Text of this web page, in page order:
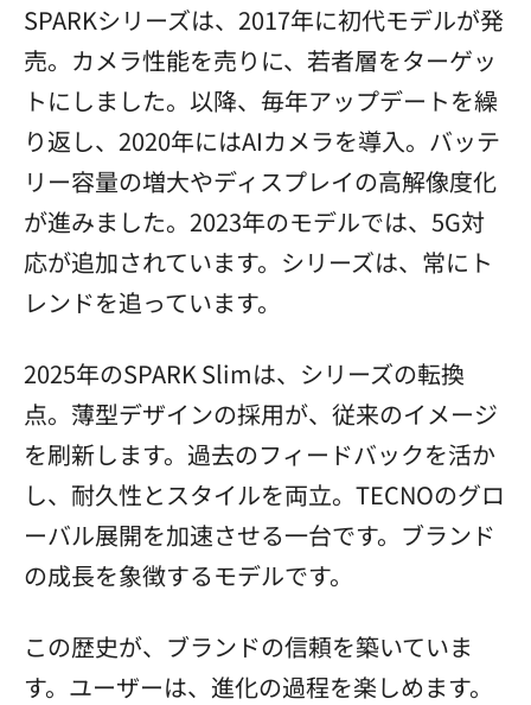
SPARKシリーズは、2017年に初代モデルが発
売。カメラ性能を売りに、若者層をターゲッ
トにしました。以降、毎年アップデートを繰
り返し、2020年にはAIカメラを導入。バッテ
リー容量の増大やディスプレイの高解像度化
が進みました。2023年のモデルでは、5G対
応が追加されています。シリーズは、常にト
レンドを追っています。
2025年のSPARK Slimは、シリーズの転換
点。薄型デザインの採用が、従来のイメージ
を刷新します。過去のフィードバックを活か
し、耐久性とスタイルを両立。TECNOのグロ
ーバル展開を加速させる一台です。ブランド
の成長を象徴するモデルです。
この歴史が、ブランドの信頼を築いていま
す。ユーザーは、進化の過程を楽しめます。